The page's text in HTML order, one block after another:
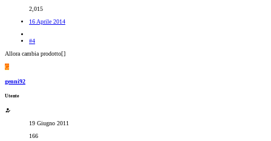
2,015
16 Aprile 2014
#4
Allora cambia prodotto[]
G
genni92
Utente
19 Giugno 2011
166